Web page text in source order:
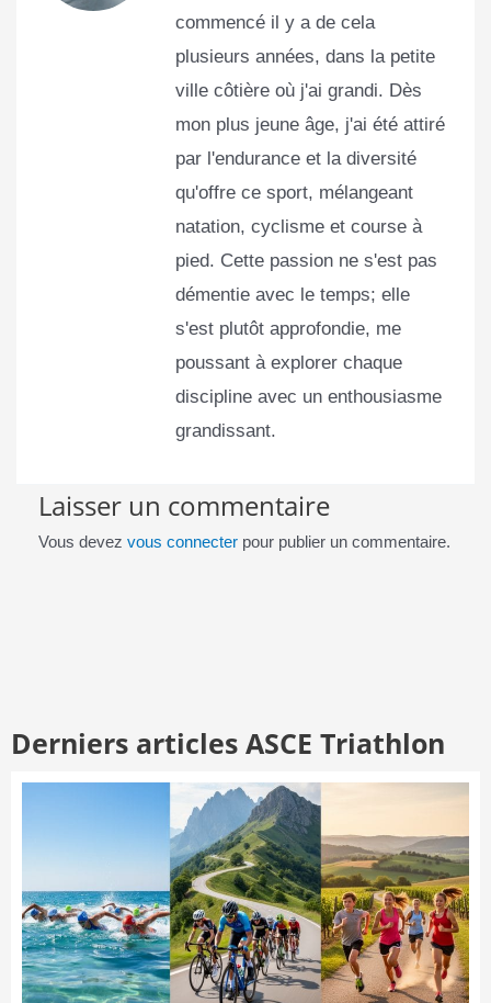
commencé il y a de cela
plusieurs années, dans la petite
ville côtière où j'ai grandi. Dès
mon plus jeune âge, j'ai été attiré
par l'endurance et la diversité
qu'offre ce sport, mélangeant
natation, cyclisme et course à
pied. Cette passion ne s'est pas
démentie avec le temps; elle
s'est plutôt approfondie, me
poussant à explorer chaque
discipline avec un enthousiasme
grandissant.
Laisser un commentaire
Vous devez vous connecterpour publier un commentaire.
Derniers articles ASCE Triathlon